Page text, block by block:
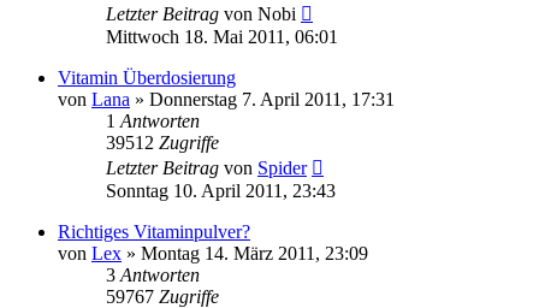
Letzter Beitrag von Nobi
Mittwoch 18. Mai 2011, 06:01
Vitamin Überdosierung
von Lana » Donnerstag 7. April 2011, 17:31
1 Antworten
39512 Zugriffe
Letzter Beitrag von Spider
Sonntag 10. April 2011, 23:43
Richtiges Vitaminpulver?
von Lex » Montag 14. März 2011, 23:09
3 Antworten
59767 Zugriffe